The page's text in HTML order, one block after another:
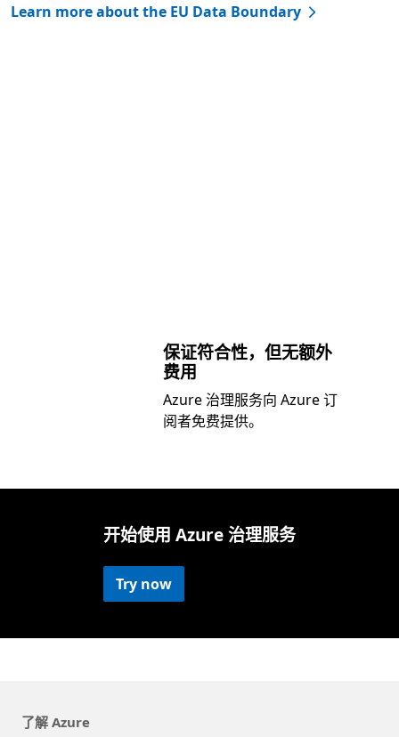
Learn more about the EU Data Boundary
保证符合性，但无额外
费用
Azure 治理服务向 Azure 订
阅者免费提供。
开始使用 Azure 治理服务
Try now
了解 Azure